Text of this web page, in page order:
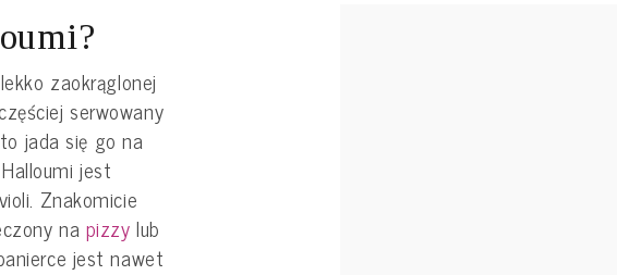
zaokrąglonej
serwowany
jada się go na
jest
Znakomicie
na pizzy lub
jest nawet